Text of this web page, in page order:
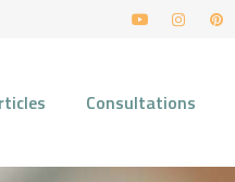
Consultations